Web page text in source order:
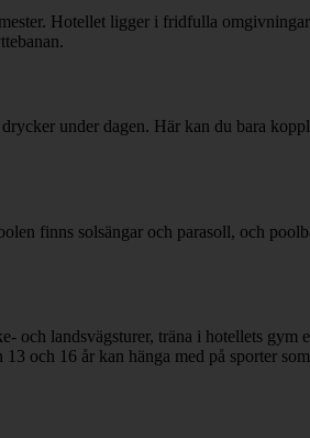
Hotellet ligger i fridfulla
under dagen. Här kan du bara
finns solsängar och parasoll, och
landsvägsturer, träna i hotellets
och 16 år kan hänga med på sporter